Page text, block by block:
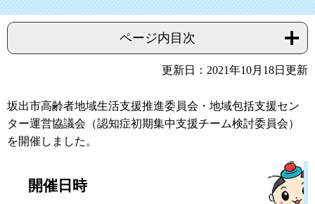
ページ内目次
更新日：2021年10月18日更新
坂出市高齢者地域生活支援推進委員会・地域包括支援セン
ター運営協議会（認知症初期集中支援チーム検討委員会）
を開催しました。
開催日時